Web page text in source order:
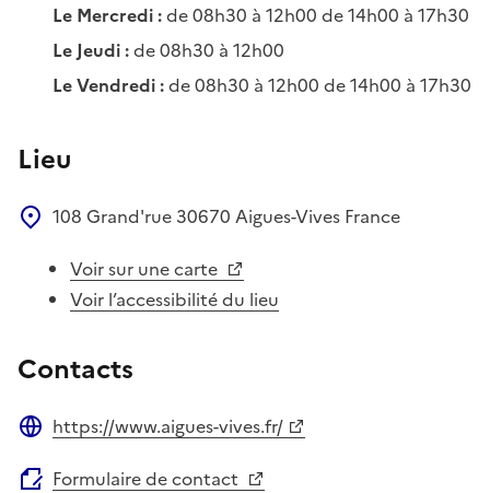
Le Mercredi :de 08h30 à 12h00 de 14h00 à 17h30
Le Jeudi :de 08h30 à 12h00
Le Vendredi :de 08h30 à 12h00 de 14h00 à 17h30
Lieu
108 Grand'rue 30670 Aigues-Vives France
Voir sur une carte
Voir l’accessibilité du lieu
Contacts
https://www.aigues-vives.fr/
Formulaire de contact